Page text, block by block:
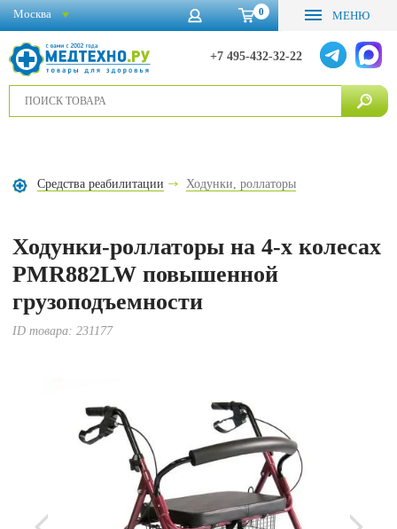
0 МЕНЮ
+7 495-432-32-22
Москва
Средства реабилитации Ходунки, роллаторы
Ходунки-роллаторы на 4-х колесах
PMR882LW повышенной
грузоподъемности
ID товара:231177